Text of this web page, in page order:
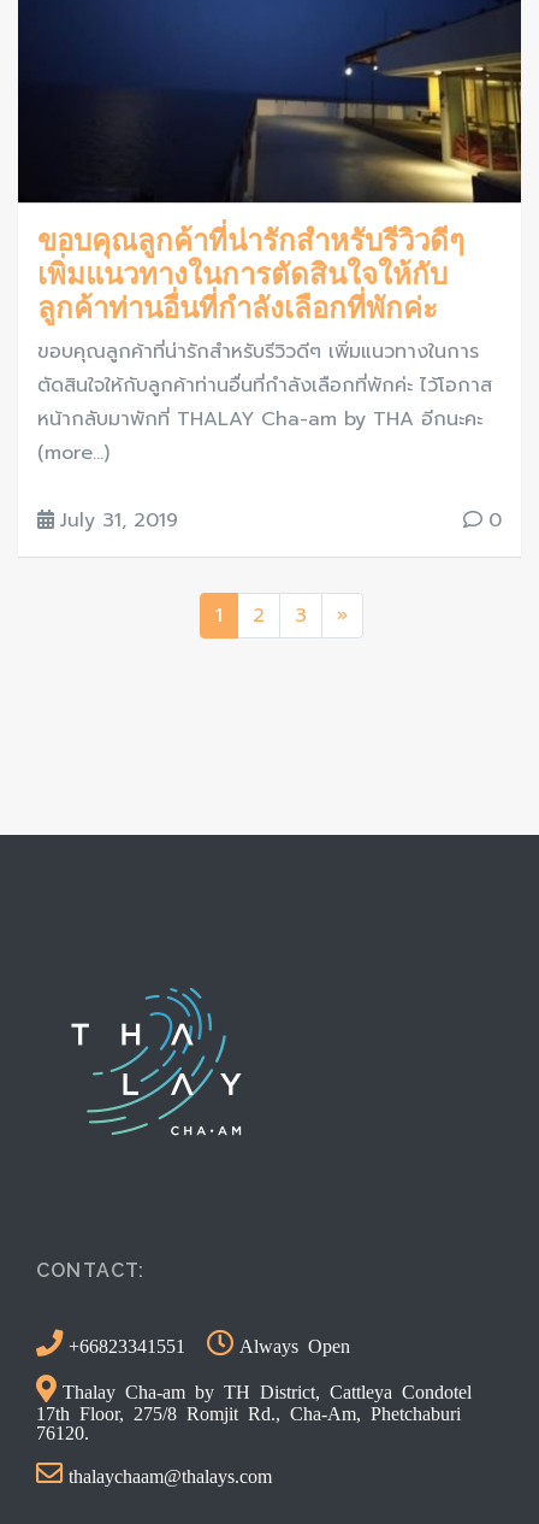
ขอบคุณลูกค้าที่น่ารักสำหรับรีวิวดีๆ
เพิ่มแนวทางในการตัดสินใจให้กับ
ลูกค้าท่านอื่นที่กำลังเลือกที่พักค่ะ
ขอบคุณลูกค้าที่น่ารักสำหรับรีวิวดีๆ เพิ่มแนวทางในการ
ตัดสินใจให้กับลูกค้าท่านอื่นที่กำลังเลือกที่พักค่ะ ไว้โอกาส
หน้ากลับมาพักที่ THALAY Cha-am by THA อีกนะคะ
(more…)
July 31, 2019 0
1 2 3 »
CONTACT:
+66823341551 Always Open
Thalay Cha-am by TH District, Cattleya Condotel
17th Floor, 275/8 Romjit Rd., Cha-Am, Phetchaburi
76120.
thalaychaam@thalays.com